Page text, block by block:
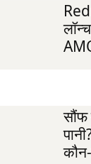
सौंफ